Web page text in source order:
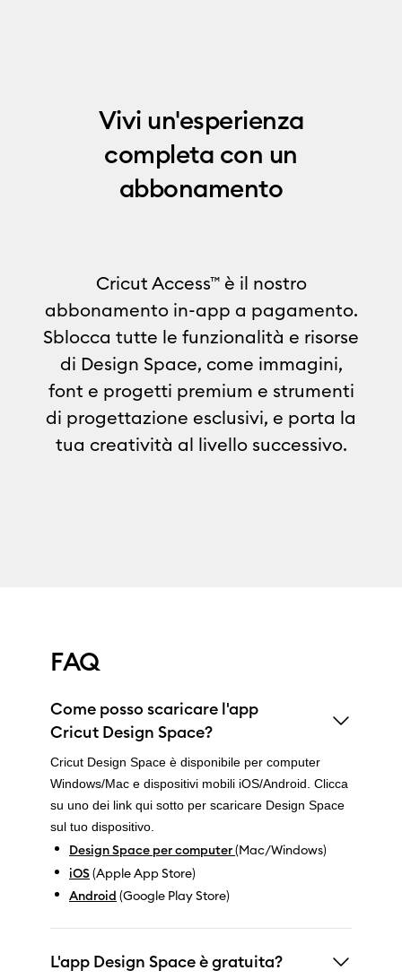
Vivi un'esperienza
completa con un
abbonamento
Cricut Access™ è il nostro
abbonamento in-app a pagamento.
Sblocca tutte le funzionalità e risorse
di Design Space, come immagini,
font e progetti premium e strumenti
di progettazione esclusivi, e porta la
tua creatività al livello successivo.
FAQ
Come posso scaricare l'app
Cricut Design Space?
Cricut Design Space è disponibile per computer
Windows/Mac e dispositivi mobili iOS/Android. Clicca
su uno dei link qui sotto per scaricare Design Space
sul tuo dispositivo.
Design Space per computer(Mac/Windows)
iOS(Apple App Store)
Android (Google Play Store)
L'app Design Space è gratuita?